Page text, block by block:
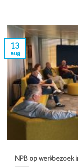
NPB op werkbezoek
13
aug